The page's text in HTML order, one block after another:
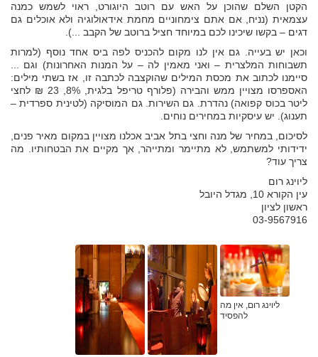
הקטן השלם שהוכן על האש עם רוטב היוגורט, ראוי לשמש כמנה
עצמאית (נניח, אם אתם צימחוניים מחמת אידאולוגיה ולא אוכלים גם
דגים – בקשו שיכינו לכם במיוחד חציל ברוטב של הקבב ...).
וכאן יש בעייה. גם אין לנו מקום להכניס לפה ביס אחד נוסף (למרות
תשבוחות המלצרית – ואני מאמין לה – על המנות האחרונות) וגם ...
סיימנו לכתוב את מכסת המילים שהוקצבה לכתבה זו, אז בשתי מילים:
האספרסו מצויין ממש והבירה (פלורף טריפל בלגית, 8%, 23 ₪ לחצי
ליטר בכוס קפואה) נהדרת. גם השירות. גם המוסיקה (לטינית ספרדית –
תענוג). יש עיסקיות במחירים נוחים.
לסיכום, במחיר של מנה וחצי בתל אביב אכלנו מצויין במקום מאיר פנים,
ידידותי למשתמש, לא מתיימר ומתייהר, אך מקיים את הבטחותיו. מה
צריך עוד?
ליוינג רום
עין הקורא 10, מגדל היובל
ראשון לציון
03-9567916
ליוינג רום, אין מה
להפסיד